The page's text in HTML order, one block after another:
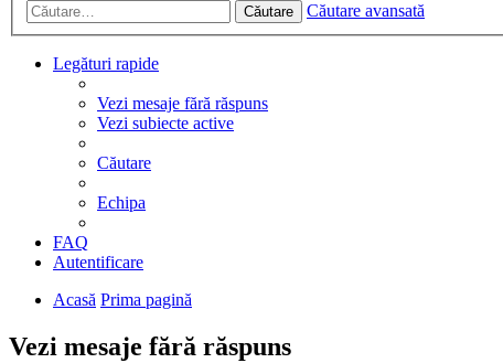
Căutare Căutare avansată
Legături rapide
Vezi mesaje fără răspuns
Vezi subiecte active
Căutare
Echipa
FAQ
Autentificare
Acasă Prima pagină
Vezi mesaje fără răspuns